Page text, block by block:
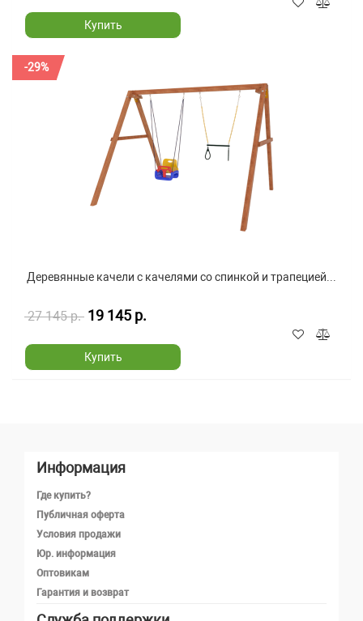
Купить
-29%
Деревянные качели с качелями со спинкой и трапецией...
27 145 р. 19 145 р.
Купить
Информация
Где купить?
Публичная оферта
Условия продажи
Юр. информация
Оптовикам
Гарантия и возврат